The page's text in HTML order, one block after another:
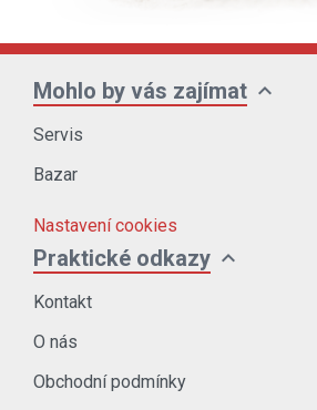
Mohlo by vás zajímat expand_more
Servis
Bazar
Nastavení cookies
Praktické odkazy expand_more
Kontakt
O nás
Obchodní podmínky